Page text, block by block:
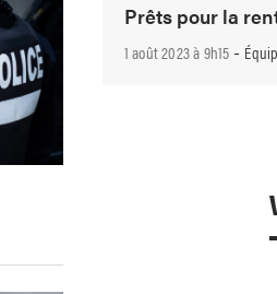
Prêts pour la
1 août 2023 à 9h15 -